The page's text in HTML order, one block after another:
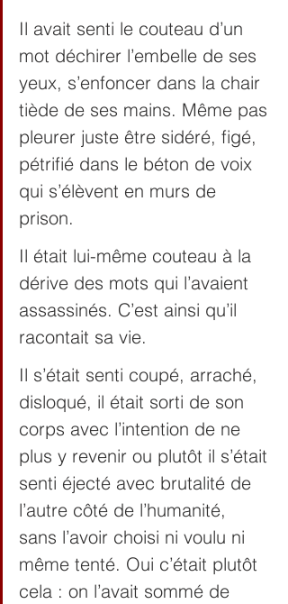
Il avait senti le couteau d’un
mot déchirer l’embelle de ses
yeux, s’enfoncer dans la chair
tiède de ses mains. Même pas
pleurer juste être sidéré, figé,
pétrifié dans le béton de voix
qui s’élèvent en murs de
prison.
Il était lui-même couteau à la
dérive des mots qui l’avaient
assassinés. C’est ainsi qu’il
racontait sa vie.
Il s’était senti coupé, arraché,
disloqué, il était sorti de son
corps avec l’intention de ne
plus y revenir ou plutôt il s’était
senti éjecté avec brutalité de
l’autre côté de l’humanité,
sans l’avoir choisi ni voulu ni
même tenté. Oui c’était plutôt
cela : on l’avait sommé de